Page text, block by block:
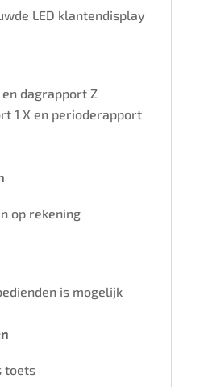
LED klantendisplay
dagrapport Z
1 X en perioderapport
op rekening
is mogelijk
toets